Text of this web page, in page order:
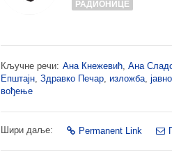
РАДИОНИЦЕ
Кључне речи: Ана Кнежевић, Ана
Епштајн, Здравко Печар, изложба,
вођење
Шири даље: Permanent Link